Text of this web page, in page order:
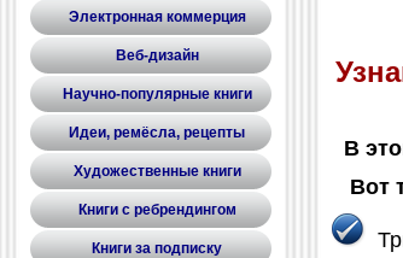
Электронная коммерция
Веб-дизайн
Научно-популярные книги
Идеи, ремёсла, рецепты
Художественные книги
Книги с ребрендингом
Книги за подписку
В
Вот